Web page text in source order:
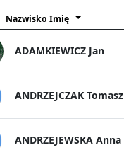
Nazwisko Imię
ADAMKIEWICZ Jan
ANDRZEJCZAK Tomasz
ANDRZEJEWSKA Anna